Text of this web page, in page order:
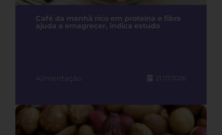
Café da manhã rico em proteína e fibra
ajuda a emagrecer, indica estudo
Alimentação 21.07.2026